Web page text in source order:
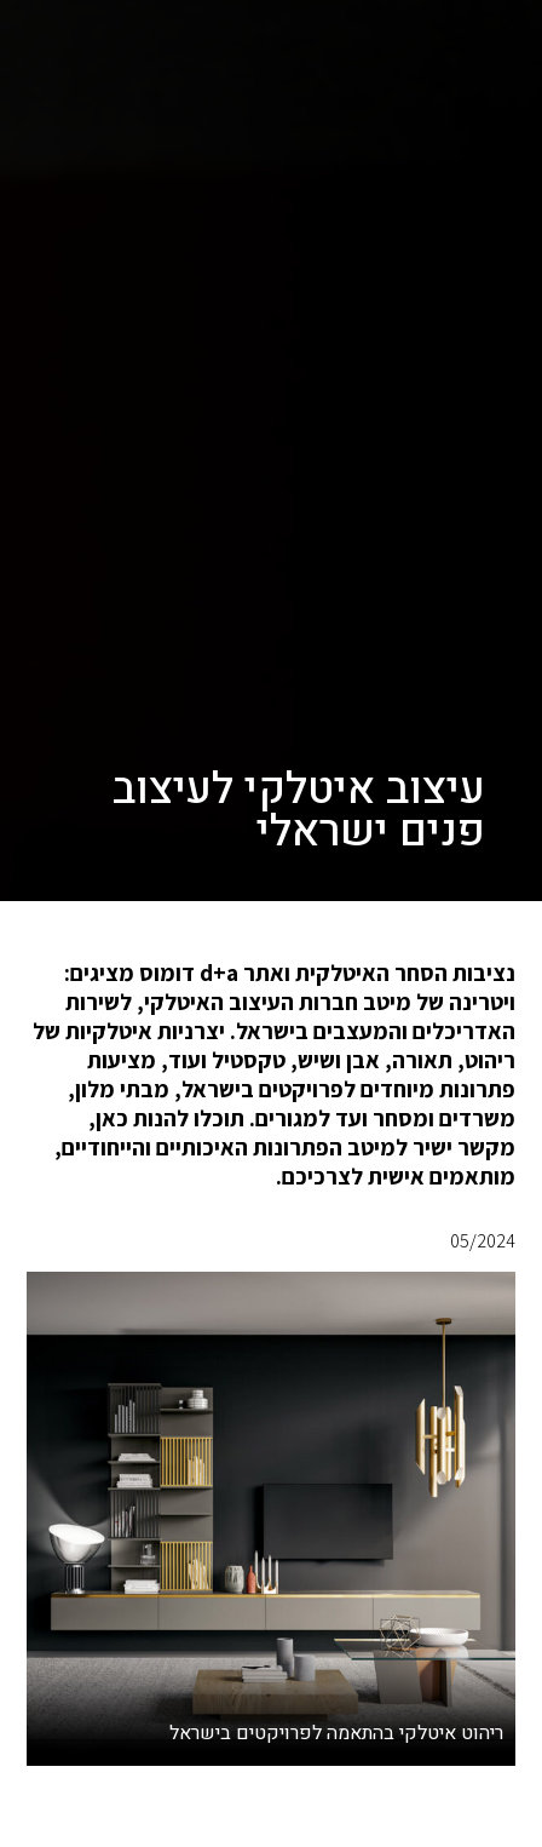
עיצוב איטלקי לעיצוב
פנים ישראלי
נציבות הסחר האיטלקית ואתר d+a דומוס מציגים:
ויטרינה של מיטב חברות העיצוב האיטלקי, לשירות
האדריכלים והמעצבים בישראל. יצרניות איטלקיות של
ריהוט, תאורה, אבן ושיש, טקסטיל ועוד, מציעות
פתרונות מיוחדים לפרויקטים בישראל, מבתי מלון,
משרדים ומסחר ועד למגורים. תוכלו להנות כאן,
מקשר ישיר למיטב הפתרונות האיכותיים והייחודיים,
מותאמים אישית לצרכיכם.
05/2024
ריהוט איטלקי בהתאמה לפרויקטים בישראל